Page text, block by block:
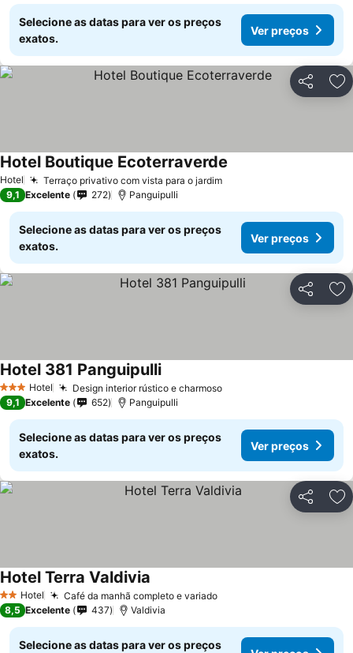
Selecione as datas para ver os preços
exatos.
Ver preços
Partilhar
Hotel Terraço privativo com vista para o jardim
Hotel Boutique Ecoterraverde
9,1 Excelente 272 Panguipulli
Selecione as datas para ver os preços
exatos.
Ver preços
Partilhar
3 EstrelasHotel Design interior rústico e charmoso
Hotel 381 Panguipulli
9,1 Excelente 652 Panguipulli
Selecione as datas para ver os preços
exatos.
Ver preços
Partilhar
2 Estrelas
Hotel Café da manhã completo e variado
Hotel Terra Valdivia
8,5 Excelente 437 Valdivia
Selecione as datas para ver os preços